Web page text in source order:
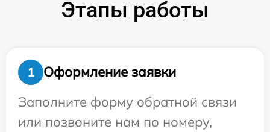
Этапы работы
1
Оформление заявки
Заполните форму обратной связи
или позвоните нам по номеру,